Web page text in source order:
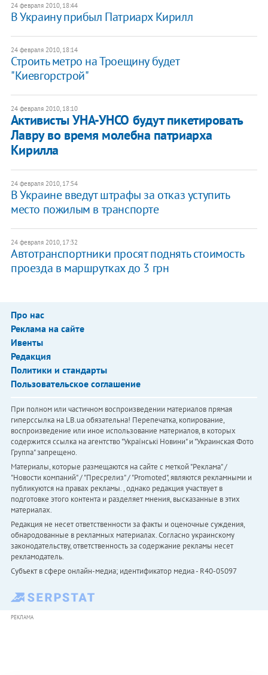
24 февраля 2010, 18:44
В Украину прибыл Патриарх Кирилл
24 февраля 2010, 18:14
Строить метро на Троещину будет
"Киевгорстрой"
24 февраля 2010, 18:10
Активисты УНА-УНСО будут пикетировать
Лавру во время молебна патриарха
Кирилла
24 февраля 2010, 17:54
В Украине введут штрафы за отказ уступить
место пожилым в транспорте
24 февраля 2010, 17:32
Автотранспортники просят поднять стоимость
проезда в маршрутках до 3 грн
Про нас
Реклама на сайте
Ивенты
Редакция
Политики и стандарты
Пользовательское соглашение
При полном или частичном воспроизведении материалов прямая
гиперссылка на LB.ua обязательна! Перепечатка, копирование,
воспроизведение или иное использование материалов, в которых
содержится ссылка на агентство "Українськi Новини" и "Украинская Фото
Группа" запрещено.
Материалы, которые размещаются на сайте с меткой "Реклама" /
"Новости компаний" / "Пресрелиз" / "Promoted", являются рекламными и
публикуются на правах рекламы. , однако редакция участвует в
подготовке этого контента и разделяет мнения, высказанные в этих
материалах.
Редакция не несет ответственности за факты и оценочные суждения,
обнародованные в рекламных материалах. Согласно украинскому
законодательству, ответственность за содержание рекламы несет
рекламодатель.
Субъект в сфере онлайн-медиа; идентификатор медиа - R40-05097
РЕКЛАМА